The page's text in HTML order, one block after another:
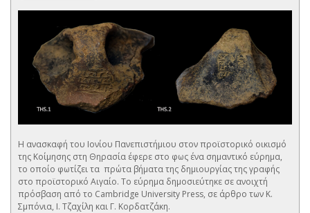
Η ανασκαφή του Ιονίου Πανεπιστήμιου στον προϊστορικό οικισμό
της Κοίμησης στη Θηρασία έφερε στο φως ένα σημαντικό εύρημα,
το οποίο φωτίζει τα πρώτα βήματα της δημιουργίας της γραφής
στο προϊστορικό Αιγαίο. Το εύρημα δημοσιεύτηκε σε ανοιχτή
πρόσβαση από το Cambridge University Press, σε άρθρο των Κ.
Σμπόνια, Ι. Τζαχίλη και Γ. Κορδατζάκη.